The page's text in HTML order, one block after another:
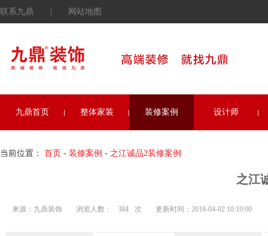
联系九鼎 网站地图
九鼎首页 整体家装 装修案例 设计师
当前位置： 首页 - 装修案例 - 之江诚品2装修案例
之江
来源：九鼎装饰 浏览人数： 384 次 更新时间：2018-04-02 10:19:00